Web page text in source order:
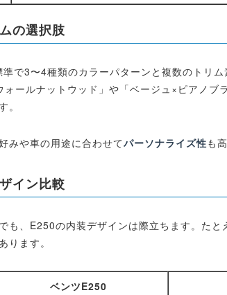
の選択肢
で3〜4種類のカラーパターンと複数のトリ
ールナットウッド」や「ベージュ×ピアノブ
。
みや車の用途に合わせてパーソナライズ性も
イン比較
も、E250の内装デザインは際立ちます。たと
ります。
ベンツE250